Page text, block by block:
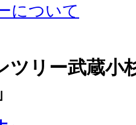
について
ツリー武蔵
」